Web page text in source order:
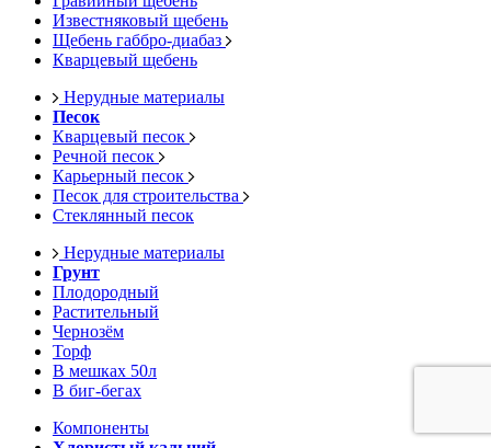
Известняковый щебень
Щебень габбро-диабаз
Кварцевый щебень
Нерудные материалы
Песок
Кварцевый песок
Речной песок
Карьерный песок
Песок для строительства
Стеклянный песок
Нерудные материалы
Грунт
Плодородный
Растительный
Чернозём
Торф
В мешках 50л
В биг-бегах
Компоненты